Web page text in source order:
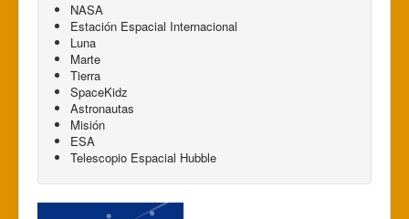
NASA
Estación Espacial Internacional
Luna
Marte
Tierra
SpaceKidz
Astronautas
Misión
ESA
Telescopio Espacial Hubble